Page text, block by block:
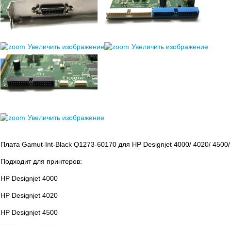
Увеличить изображение Увеличить изображение
Увеличить изображение
Плата Gamut-Int-Black Q1273-60170 для HP Designjet 4000/ 4020/
Подходит для принтеров:
HP Designjet 4000
HP Designjet 4020
HP Designjet 4500